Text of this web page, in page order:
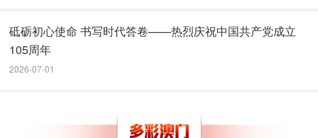
砥砺初心使命 书写时代答卷——热烈庆祝中国共产党成立
105周年
2026-07-01